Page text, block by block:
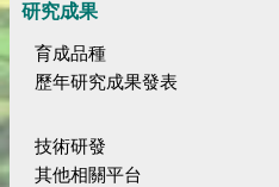
研究成果
育成品種
歷年研究成果發表
技術研發
其他相關平台